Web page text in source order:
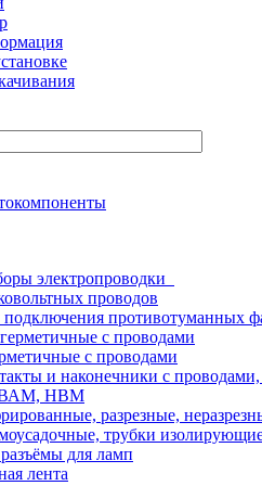
электропроводки
проводов
противотуманных
с проводами
с проводами
и наконечники с проводами,
НВМ
разрезные,
трубки
для ламп
лента